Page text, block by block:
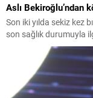
Aslı Bekiroğlu’ndan
Son iki yılda sekiz kez
son sağlık durumuyla